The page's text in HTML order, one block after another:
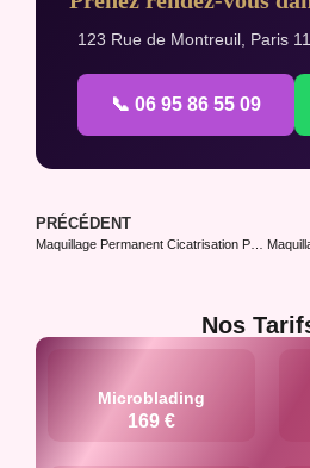
123 Rue de Montreuil, Paris
📞 06 95 86 55 09
PRÉCÉDENT
Nos
Microblading
169 €